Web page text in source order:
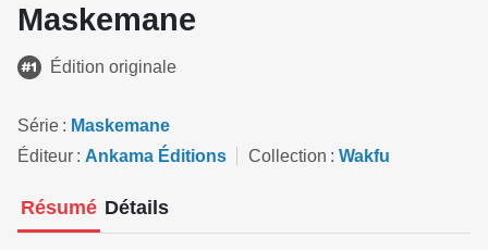
Maskemane
Édition originale
Série
Maskemane
Éditeur
Ankama Éditions Collection Wakfu
Résumé Détails